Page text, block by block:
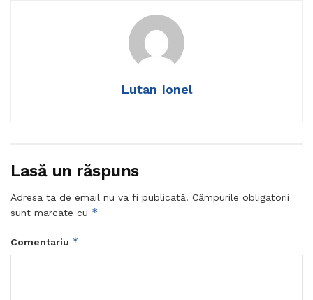
Lutan Ionel
Lasă un răspuns
Adresa ta de email nu va fi publicată. Câmpurile obligatorii
sunt marcate cu *
Comentariu *